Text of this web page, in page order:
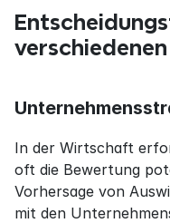
In der Wirtschaft
oft die Bewertung
Vorhersage von
mit den